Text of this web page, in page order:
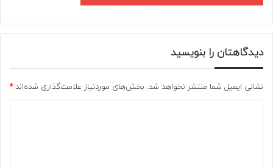
دیدگاهتان را بنویسید
نشانی ایمیل شما منتشر نخواهد شد. بخش‌های موردنیاز علامت‌گذاری شده‌اند*